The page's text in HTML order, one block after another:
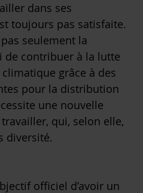
dans ses
toujours pas satisfaite.
pas seulement la
de contribuer à la lutte
grâce à des
pour la distribution
une nouvelle
qui, selon elle,
diversité.
officiel d’avoir un